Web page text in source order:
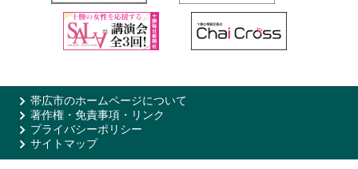
帯広市のホームページについて
著作権・免責事項・リンク
プライバシーポリシー
サイトマップ